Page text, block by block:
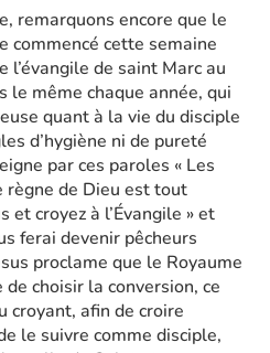
remarquons encore que le
commencé cette semaine
l’évangile de saint Marc au
le même chaque année, qui
quant à la vie du disciple
d’hygiène ni de pureté
par ces paroles « Les
règne de Dieu est tout
et croyez à l’Évangile » et
ferai devenir pêcheurs
proclame que le Royaume
choisir la conversion, ce
croyant, afin de croire
le suivre comme disciple,